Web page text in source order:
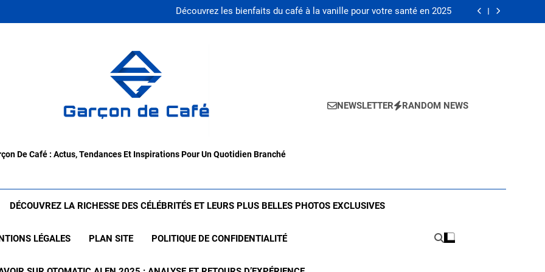
Découvrez les bienfaits du café à la vanille pour votre santé en 2025
Jean bleu homme : le classique indémodable et comment le porter
De Café : Actus, Tendances Et Inspirations Pour Un Quotidien Branché
NEWSLETTER RANDOM NEWS
DÉCOUVREZ LA RICHESSE DES CÉLÉBRITÉS ET LEURS PLUS BELLES PHOTOS EXCLUSIVES
LÉGALES PLAN SITE POLITIQUE DE CONFIDENTIALITÉ